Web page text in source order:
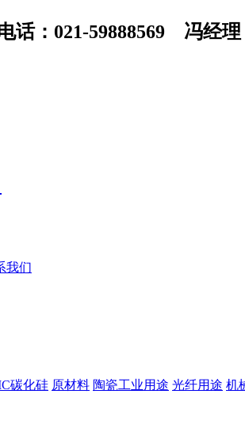
话：021-59888569 冯经理
我们
碳化硅 原材料 陶瓷工业用途 光纤用途 机